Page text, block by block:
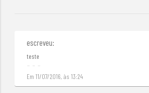
escreveu:
teste
Em 11/07/2016, às 13:24